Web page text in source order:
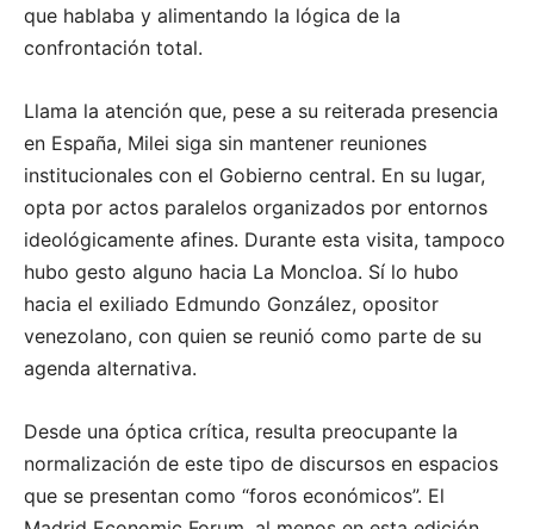
que hablaba y alimentando la lógica de la
confrontación total.
Llama la atención que, pese a su reiterada presencia
en España, Milei siga sin mantener reuniones
institucionales con el Gobierno central. En su lugar,
opta por actos paralelos organizados por entornos
ideológicamente afines. Durante esta visita, tampoco
hubo gesto alguno hacia La Moncloa. Sí lo hubo
hacia el exiliado Edmundo González, opositor
venezolano, con quien se reunió como parte de su
agenda alternativa.
Desde una óptica crítica, resulta preocupante la
normalización de este tipo de discursos en espacios
que se presentan como “foros económicos”. El